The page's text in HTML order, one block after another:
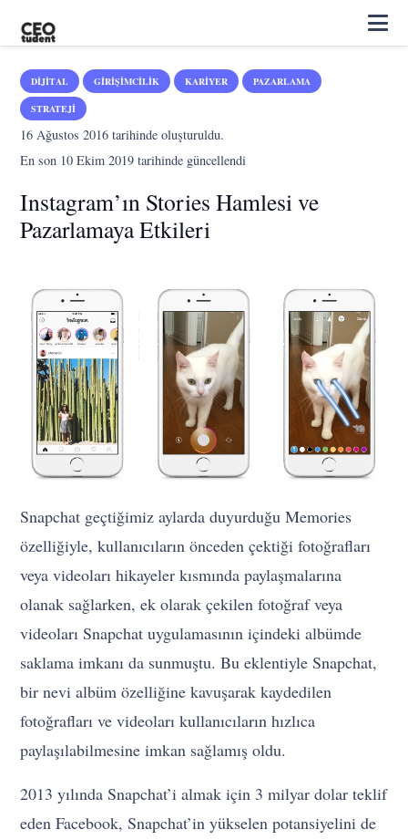
DIJITAL GIRIŞIMCILIK KARIYER PAZARLAMA
STRATEJI
16 Ağustos 2016 tarihinde oluşturuldu.
En son 10 Ekim 2019 tarihinde güncellendi
Instagram’ın Stories Hamlesi ve
Pazarlamaya Etkileri
Snapchat geçtiğimiz aylarda duyurduğu Memories
özelliğiyle, kullanıcıların önceden çektiği fotoğrafları
veya videoları hikayeler kısmında paylaşmalarına
olanak sağlarken, ek olarak çekilen fotoğraf veya
videoları Snapchat uygulamasının içindeki albümde
saklama imkanı da sunmuştu. Bu eklentiyle Snapchat,
bir nevi albüm özelliğine kavuşarak kaydedilen
fotoğrafları ve videoları kullanıcıların hızlıca
paylaşılabilmesine imkan sağlamış oldu.
2013 yılında Snapchat’i almak için 3 milyar dolar teklif
eden Facebook, Snapchat’in yükselen potansiyelini de